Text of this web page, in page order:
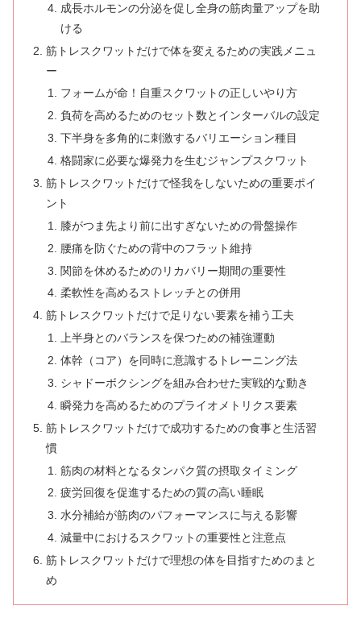
成長ホルモンの分泌を促し全身の筋肉量アップを助
ける
筋トレスクワットだけで体を変えるための実践メニュ
ー
フォームが命！自重スクワットの正しいやり方
負荷を高めるためのセット数とインターバルの設定
下半身を多角的に刺激するバリエーション種目
格闘家に必要な爆発力を生むジャンプスクワット
筋トレスクワットだけで怪我をしないための重要ポイ
ント
膝がつま先より前に出すぎないための骨盤操作
腰痛を防ぐための背中のフラット維持
関節を休めるためのリカバリー期間の重要性
柔軟性を高めるストレッチとの併用
筋トレスクワットだけで足りない要素を補う工夫
上半身とのバランスを保つための補強運動
体幹（コア）を同時に意識するトレーニング法
シャドーボクシングを組み合わせた実戦的な動き
瞬発力を高めるためのプライオメトリクス要素
筋トレスクワットだけで成功するための食事と生活習
慣
筋肉の材料となるタンパク質の摂取タイミング
疲労回復を促進するための質の高い睡眠
水分補給が筋肉のパフォーマンスに与える影響
減量中におけるスクワットの重要性と注意点
筋トレスクワットだけで理想の体を目指すためのまと
め